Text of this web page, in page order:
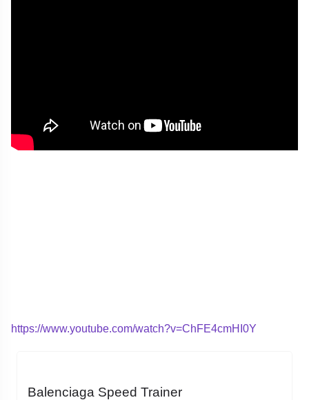
https://www.youtube.com/watch?v=ChFE4cmHI0Y
Balenciaga Speed Trainer